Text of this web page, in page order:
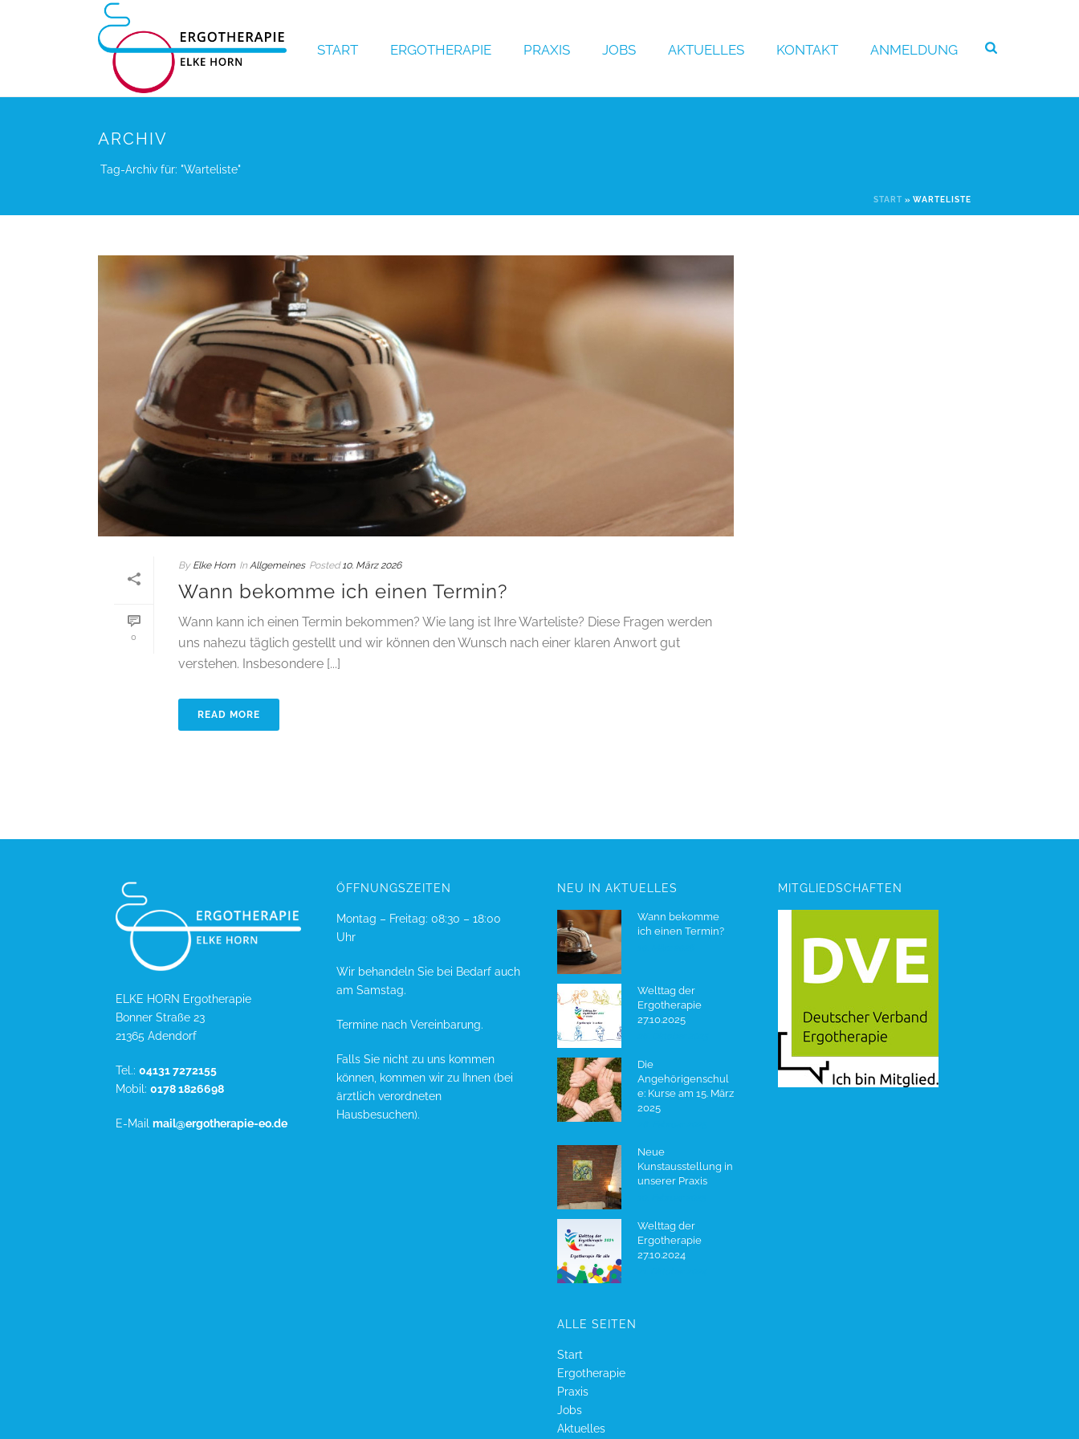
START ERGOTHERAPIE PRAXIS JOBS AKTUELLES KONTAKT ANMELDUNG
ARCHIV
Tag-Archiv für: "Warteliste"
START » WARTELISTE
0
By Elke Horn In Allgemeines Posted 10. März 2026
Wann bekomme ich einen Termin?
Wann kann ich einen Termin bekommen? Wie lang ist Ihre Warteliste? Diese Fragen werden
uns nahezu täglich gestellt und wir können den Wunsch nach einer klaren Anwort gut
verstehen. Insbesondere [...]
READ MORE
ELKE HORN Ergotherapie
Bonner Straße 23
21365 Adendorf
Tel.: 04131 7272155
Mobil: 0178 1826698
E-Mail mail@ergotherapie-eo.de
ÖFFNUNGSZEITEN
Montag – Freitag: 08:30 – 18:00
Uhr
Wir behandeln Sie bei Bedarf auch
am Samstag.
Termine nach Vereinbarung.
Falls Sie nicht zu uns kommen
können, kommen wir zu Ihnen (bei
ärztlich verordneten
Hausbesuchen).
NEU IN AKTUELLES
Wann bekomme
ich einen Termin?
Welttag der
Ergotherapie
27.10.2025
Die
Angehörigenschul
e: Kurse am 15. März
2025
Neue
Kunstausstellung in
unserer Praxis
Welttag der
Ergotherapie
27.10.2024
ALLE SEITEN
Start
Ergotherapie
Praxis
Jobs
Aktuelles
MITGLIEDSCHAFTEN